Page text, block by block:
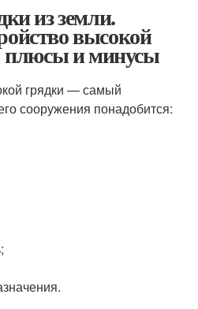
из земли.
высокой
плюсы и минусы
грядки — самый
сооружения понадобится: